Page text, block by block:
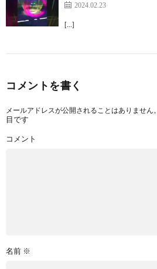
2024.02.23
[…]
コメントを書く
メールアドレスが公開されることはありません。
目です
コメント
名前 ※